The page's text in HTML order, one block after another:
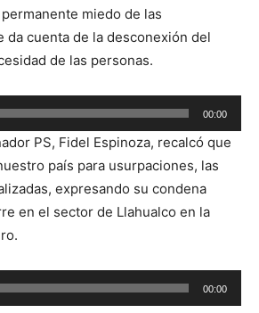
miedo de las
da cuenta de la desconexión del
de las personas.
00:00
PS, Fidel Espinoza, recalcó que
país para usurpaciones, las
expresando su condena
en el sector de Llahualco en la
00:00